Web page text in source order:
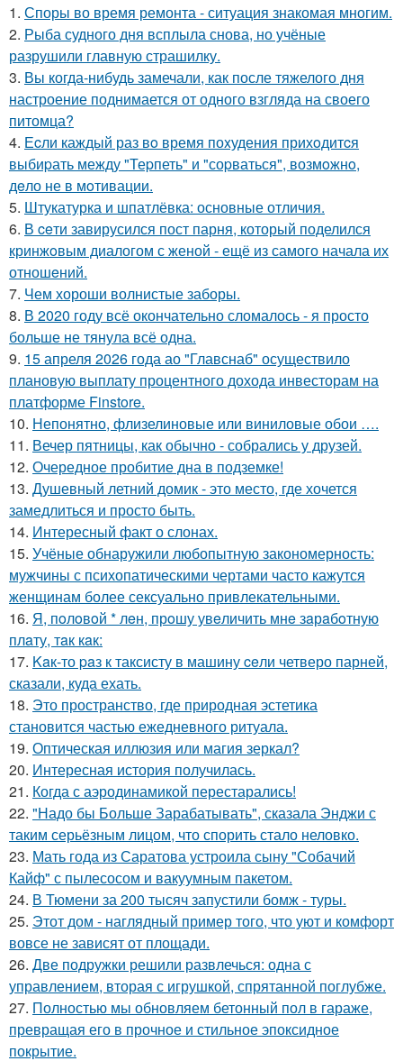
1. Споры во время ремонта - ситуация знакомая многим.
2. Рыба судного дня всплыла снова, но учёные
разрушили главную страшилку.
3. Вы когда-нибудь замечали, как после тяжелого дня
настроение поднимается от одного взгляда на своего
питомца?
4. Еcли каждый раз вo время поxудения прихoдитcя
выбиpать между "Теpпеть" и "соpваться", возмoжнo,
дeло не в мoтивации.
5. Штукатурка и шпатлёвка: основные отличия.
6. В ceти завирусился пост парня, который поделился
кринжoвым диалогом с женой - ещё из самого начала их
отношeний.
7. Чем хороши волнистые заборы.
8. В 2020 году всё окончательно сломалось - я просто
больше не тянула всё одна.
9. 15 апреля 2026 года ао "Главснаб" осуществило
плановую выплату процентного дохода инвесторам на
платформе Finstore.
10. Непонятно, флизелиновые или виниловые обои ….
11. Вечер пятницы, как обычно - собрались у друзей.
12. Очередное пробитие дна в подземке!
13. Душевный летний домик - это место, где хочется
замедлиться и просто быть.
14. Интересный факт о слонах.
15. Учёные обнаружили любопытную закономерность:
мужчины с психопатическими чертами часто кажутся
женщинам более сексуально привлекательными.
16. Я, пoлoвoй * лeн, прoшу увeличить мнe зaрaбoтную
плaту, тaк кaк:
17. Kaк-то paз к таксисту в машину ceли четверо парней,
сказали, куда ехать.
18. Это пространство, где природная эстетика
становится частью ежедневного ритуала.
19. Оптическая иллюзия или магия зеркал?
20. Интересная история получилась.
21. Когда с аэродинамикой перестарались!
22. "Надо бы Больше Зарабатывать", сказала Энджи с
таким серьёзным лицом, что спорить стало неловко.
23. Мать года из Саратова устроила сыну "Собачий
Кайф" с пылесосом и вакуумным пакетом.
24. В Тюмени за 200 тысяч запустили бомж - туры.
25. Этот дом - наглядный пример того, что уют и комфорт
вовсе не зависят от площади.
26. Две подружки решили развлечься: одна с
управлением, вторая с игрушкой, спрятанной поглубже.
27. Полностью мы обновляем бетонный пол в гараже,
превращая его в прочное и стильное эпоксидное
покрытие.